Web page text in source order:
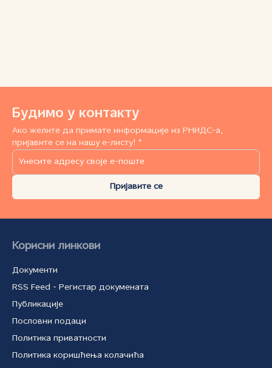
Будимо у контакту
Ако желите да примате информације из РНИДС-а,
пријавите се на нашу е-листу! *
Пријавите се
Корисни линкови
Документи
RSS Feed - Регистар докумената
Публикације
Пословни подаци
Политика приватности
Политика коришћења колачића